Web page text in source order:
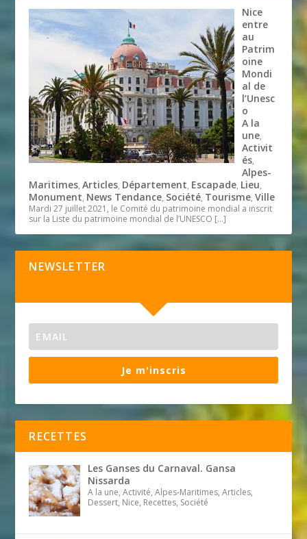
Nice
entre
au
Patrim
oine
Mondi
al de
l’Unesc
o
A la
une,
Activit
és,
Alpes-
Maritimes,Articles, Département, Escapade, Lieu,
Monument, News Tendance, Société, Tourisme,Ville
Mardi 27 juillet 2021, le Comité du patrimoine mondial a inscrit
sur la Liste du patrimoine mondial de l’UNESCO […]
NEWSLETTER
Je m'inscris
RECETTES
Les Ganses du Carnaval. Gansa
Nissarda
A la une, Activité, Alpes-Maritimes, Articles,
Dessert, Nice, Recettes, Société